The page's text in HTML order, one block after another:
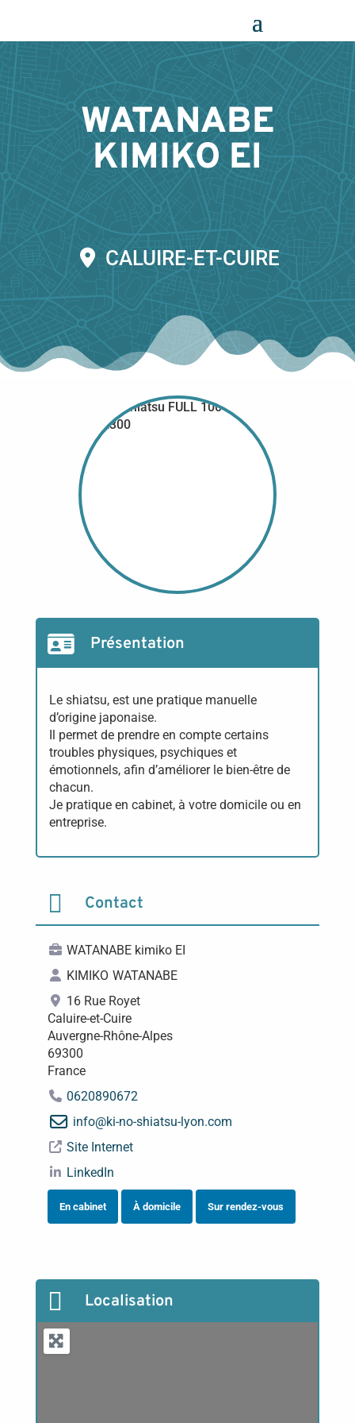
WATANABE
KIMIKO EI
CALUIRE-ET-CUIRE
Présentation
Le shiatsu, est une pratique manuelle
d’origine japonaise.
Il permet de prendre en compte certains
troubles physiques, psychiques et
émotionnels, afin d’améliorer le bien-être de
chacun.
Je pratique en cabinet, à votre domicile ou en
entreprise.
 Contact
WATANABE kimiko EI
KIMIKO WATANABE
16 Rue Royet
Caluire-et-Cuire
Auvergne-Rhône-Alpes
69300
France
0620890672
info@ki-no-shiatsu-lyon.com
Site Internet
LinkedIn
En cabinet À domicile Sur rendez-vous
 Localisation